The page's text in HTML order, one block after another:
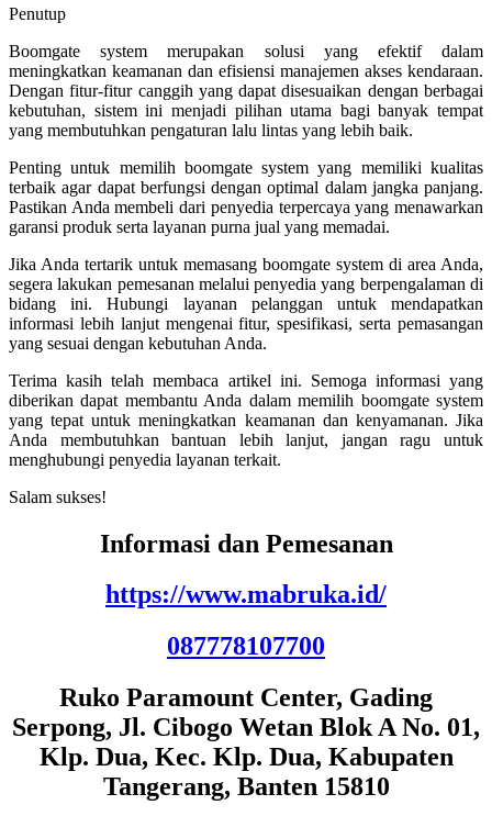
Penutup
Boomgate system merupakan solusi yang efektif dalam
meningkatkan keamanan dan efisiensi manajemen akses kendaraan.
Dengan fitur-fitur canggih yang dapat disesuaikan dengan berbagai
kebutuhan, sistem ini menjadi pilihan utama bagi banyak tempat
yang membutuhkan pengaturan lalu lintas yang lebih baik.
Penting untuk memilih boomgate system yang memiliki kualitas
terbaik agar dapat berfungsi dengan optimal dalam jangka panjang.
Pastikan Anda membeli dari penyedia terpercaya yang menawarkan
garansi produk serta layanan purna jual yang memadai.
Jika Anda tertarik untuk memasang boomgate system di area Anda,
segera lakukan pemesanan melalui penyedia yang berpengalaman di
bidang ini. Hubungi layanan pelanggan untuk mendapatkan
informasi lebih lanjut mengenai fitur, spesifikasi, serta pemasangan
yang sesuai dengan kebutuhan Anda.
Terima kasih telah membaca artikel ini. Semoga informasi yang
diberikan dapat membantu Anda dalam memilih boomgate system
yang tepat untuk meningkatkan keamanan dan kenyamanan. Jika
Anda membutuhkan bantuan lebih lanjut, jangan ragu untuk
menghubungi penyedia layanan terkait.
Salam sukses!
Informasi dan Pemesanan
https://www.mabruka.id/
087778107700
Ruko Paramount Center, Gading
Serpong, Jl. Cibogo Wetan Blok A No. 01,
Klp. Dua, Kec. Klp. Dua, Kabupaten
Tangerang, Banten 15810